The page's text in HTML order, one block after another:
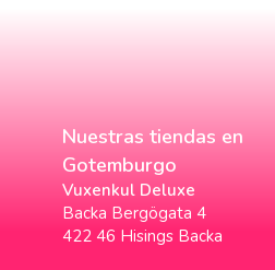
Nuestras tiendas en
Gotemburgo
Vuxenkul Deluxe
Backa Bergögata 4
422 46 Hisings Backa